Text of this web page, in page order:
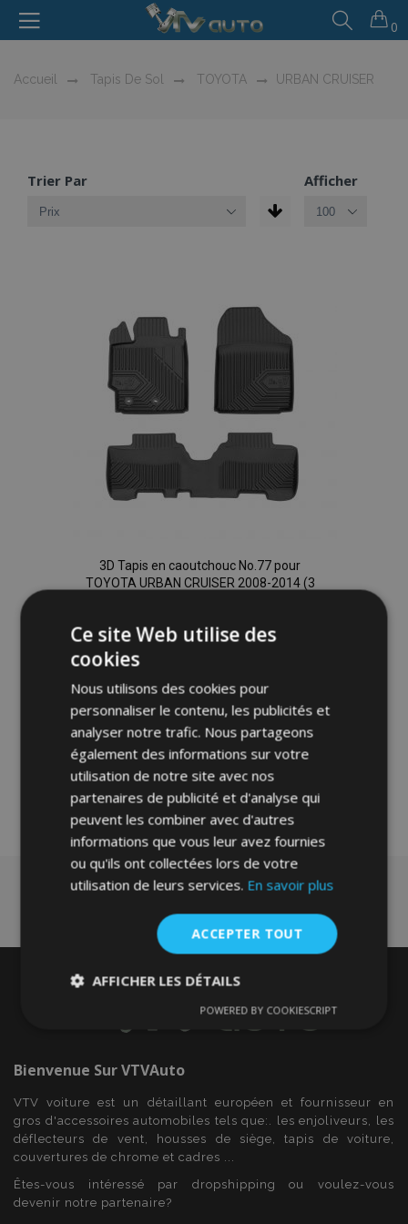
0
Accueil Tapis De Sol TOYOTA URBAN CRUISER
Trier Par Afficher
3D Tapis en caoutchouc No.77 pour
TOYOTA URBAN CRUISER 2008-2014 (3
52,95 €
Ajouter
à la
liste
d'achats
Bienvenue SurVTVAuto
VTV voiture est un détaillant européen et fournisseur en
gros d'accessoires automobiles tels que:. les enjoliveurs, les
déflecteurs de vent, housses de siège, tapis de voiture,
couvertures de chrome et cadres ...
Êtes-vous intéressé par dropshipping ou voulez-vous
devenir notre partenaire?
Ce site Web utilise des
cookies
Nous utilisons des cookies pour
personnaliser le contenu, les publicités et
analyser notre trafic. Nous partageons
également des informations sur votre
utilisation de notre site avec nos
partenaires de publicité et d'analyse qui
peuvent les combiner avec d'autres
informations que vous leur avez fournies
ou qu'ils ont collectées lors de votre
utilisation de leurs services. En savoir plus
ACCEPTER TOUT
AFFICHER LES DÉTAILS
nécessaires
Performance Ciblage
Fonctionnalité
POWERED BY COOKIESCRIPT